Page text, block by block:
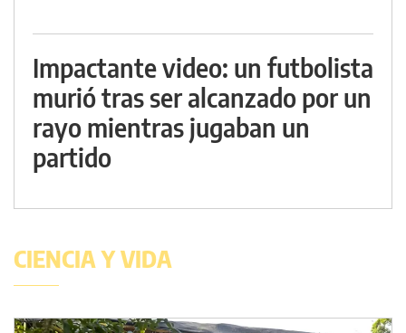
Impactante video: un futbolista
murió tras ser alcanzado por un
rayo mientras jugaban un
partido
CIENCIA Y VIDA